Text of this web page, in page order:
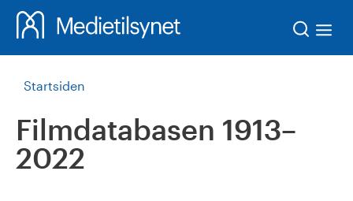
Startsiden
Filmdatabasen 1913–
2022